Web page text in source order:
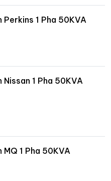
Perkins 1 Pha 50KVA
1 Pha 50KVA
1 Pha 50KVA